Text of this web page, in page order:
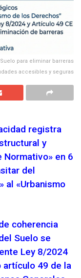
Suelo para eliminar barreras
accesibles y seguras
registra
y
Normativo» en 6
del
al «Urbanismo
coherencia
Suelo se
Ley 8/2024
artículo 49 de la